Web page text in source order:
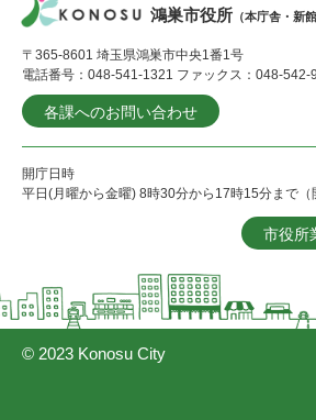
鴻巣市役所 （本庁舎・新館
〒365-8601 埼玉県鴻巣市中央1番1号
電話番号：048-541-1321 ファックス：048-542-
各課へのお問い合わせ
開庁日時
平日(月曜から金曜) 8時30分から17時15分まで（
市役所
© 2023 Konosu City